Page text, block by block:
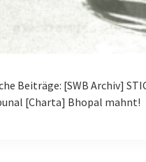
Beiträge: [SWB Archiv]
[Charta] Bhopal mahnt!